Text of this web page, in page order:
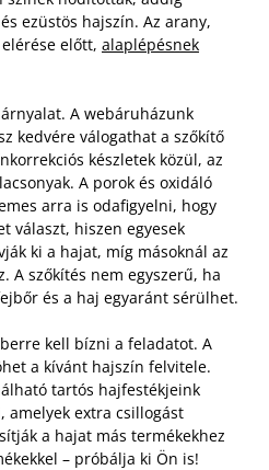
ezüstös hajszín. Az arany,
előtt, alaplépésnek
A webáruházunk
kedvére válogathat a szőkítő
készletek közül, az
A porok és oxidáló
arra is odafigyelni, hogy
választ, hiszen egyesek
ki a hajat, míg másoknál az
A szőkítés nem egyszerű, ha
és a haj egyaránt sérülhet.
kell bízni a feladatot. A
a kívánt hajszín felvitele.
tartós hajfestékjeink
amelyek extra csillogást
a hajat más termékekhez
– próbálja ki Ön is!